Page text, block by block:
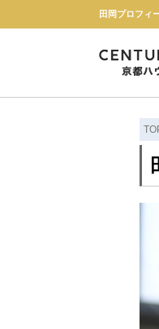
田岡プロフィ